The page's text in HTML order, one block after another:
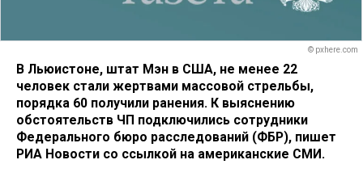
© pxhere.com
В Льюистоне, штат Мэн в США, не менее 22
человек стали жертвами массовой стрельбы,
порядка 60 получили ранения. К выяснению
обстоятельств ЧП подключились сотрудники
Федерального бюро расследований (ФБР), пишет
РИА Новости со ссылкой на американские СМИ.